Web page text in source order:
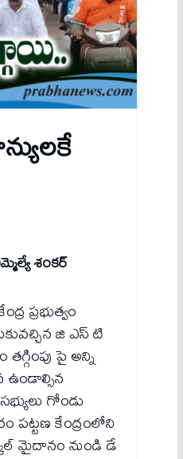
శంకర్
ప్రభుత్వం
జి ఎస్ టి
పై అన్ని
ఉండాల్సిన
గోండు
పట్టణ కేంద్రంలోని
మైదానం నుండి డే